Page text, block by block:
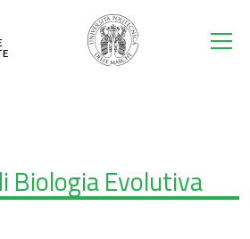
Biologia Evolutiva